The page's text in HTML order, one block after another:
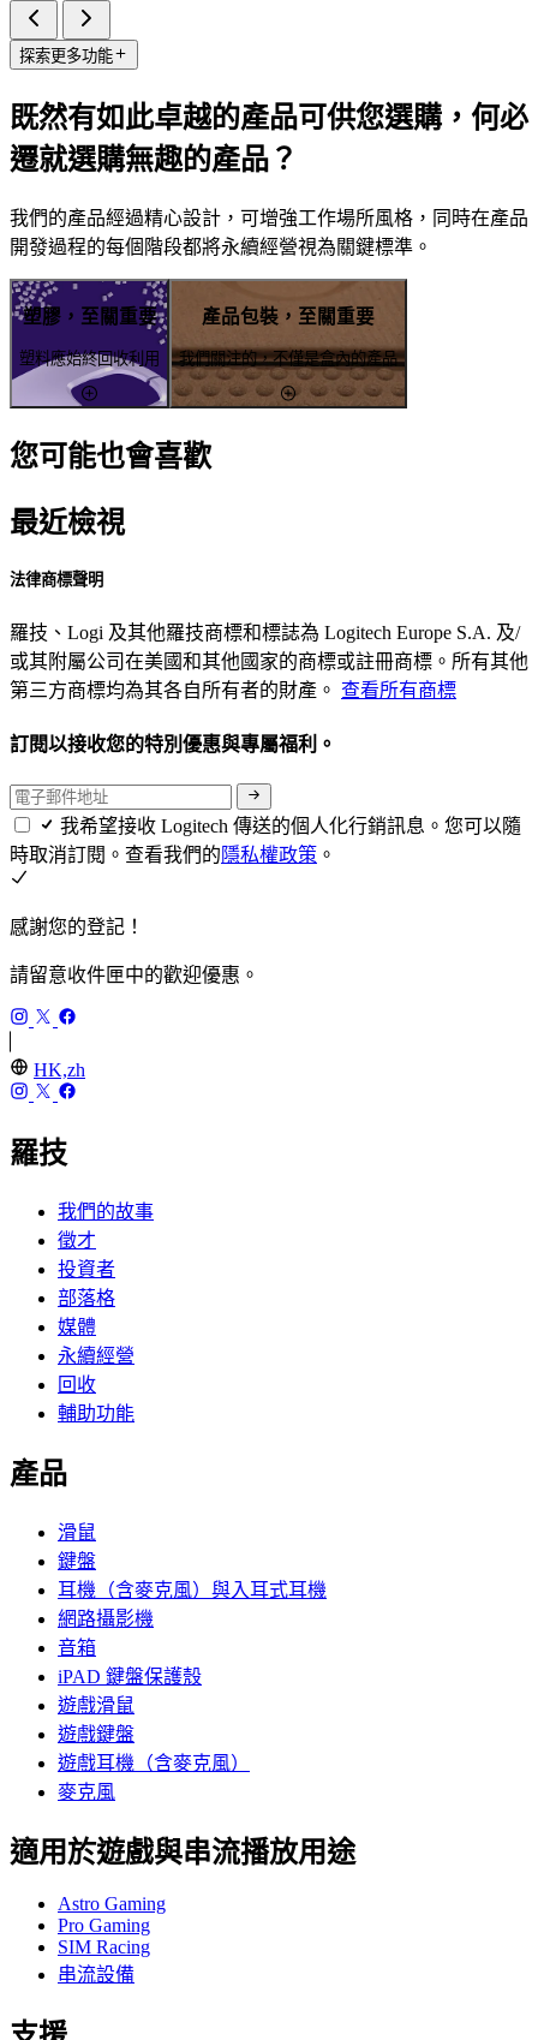
探索更多功能
既然有如此卓越的產品可供您選購，何必
遷就選購無趣的產品？
我們的產品經過精心設計，可增強工作場所風格，同時在產品
開發過程的每個階段都將永續經營視為關鍵標準。
塑膠，至關重要
塑料應始終回收利用
產品包裝，至關重要
我們關注的，不僅是盒內的產品
您可能也會喜歡
最近檢視
法律商標聲明
羅技、Logi 及其他羅技商標和標誌為 Logitech Europe S.A. 及/
或其附屬公司在美國和其他國家的商標或註冊商標。所有其他
第三方商標均為其各自所有者的財產。 查看所有商標
訂閱以接收您的特別優惠與專屬福利。
我希望接收 Logitech 傳送的個人化行銷訊息。您可以隨
時取消訂閱。查看我們的隱私權政策 。
感謝您的登記！
請留意收件匣中的歡迎優惠。
HK,zh
羅技
我們的故事
徵才
投資者
部落格
媒體
永續經營
回收
輔助功能
產品
滑鼠
鍵盤
耳機（含麥克風）與入耳式耳機
網路攝影機
音箱
iPAD 鍵盤保護殼
遊戲滑鼠
遊戲鍵盤
遊戲耳機（含麥克風）
麥克風
適用於遊戲與串流播放用途
Astro Gaming
Pro Gaming
SIM Racing
串流設備